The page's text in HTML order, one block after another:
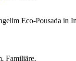
Eco-Pousada in
Familiäre,